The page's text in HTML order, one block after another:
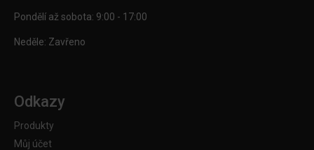
Pondělí až sobota: 9:00 - 17:00
Neděle: Zavřeno
Odkazy
Produkty
Můj účet